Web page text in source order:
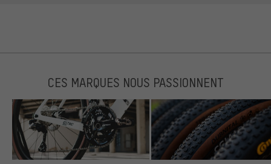
CES MARQUES NOUS PASSIONNENT